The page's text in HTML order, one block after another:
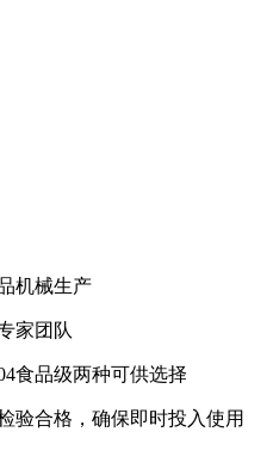
机械生产
家团队
食品级两种可供选择
验合格，确保即时投入使用